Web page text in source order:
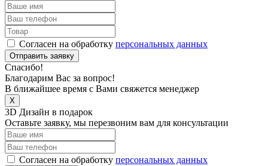
Согласен на обработку персональных данных
Отправить заявку
Спасибо!
Благодарим Вас за вопрос!
В ближайшее время с Вами свяжется менеджер
X
3D Дизайн в подарок
Оставьте заявку, мы перезвоним вам для консультации
Согласен на обработку персональных данных